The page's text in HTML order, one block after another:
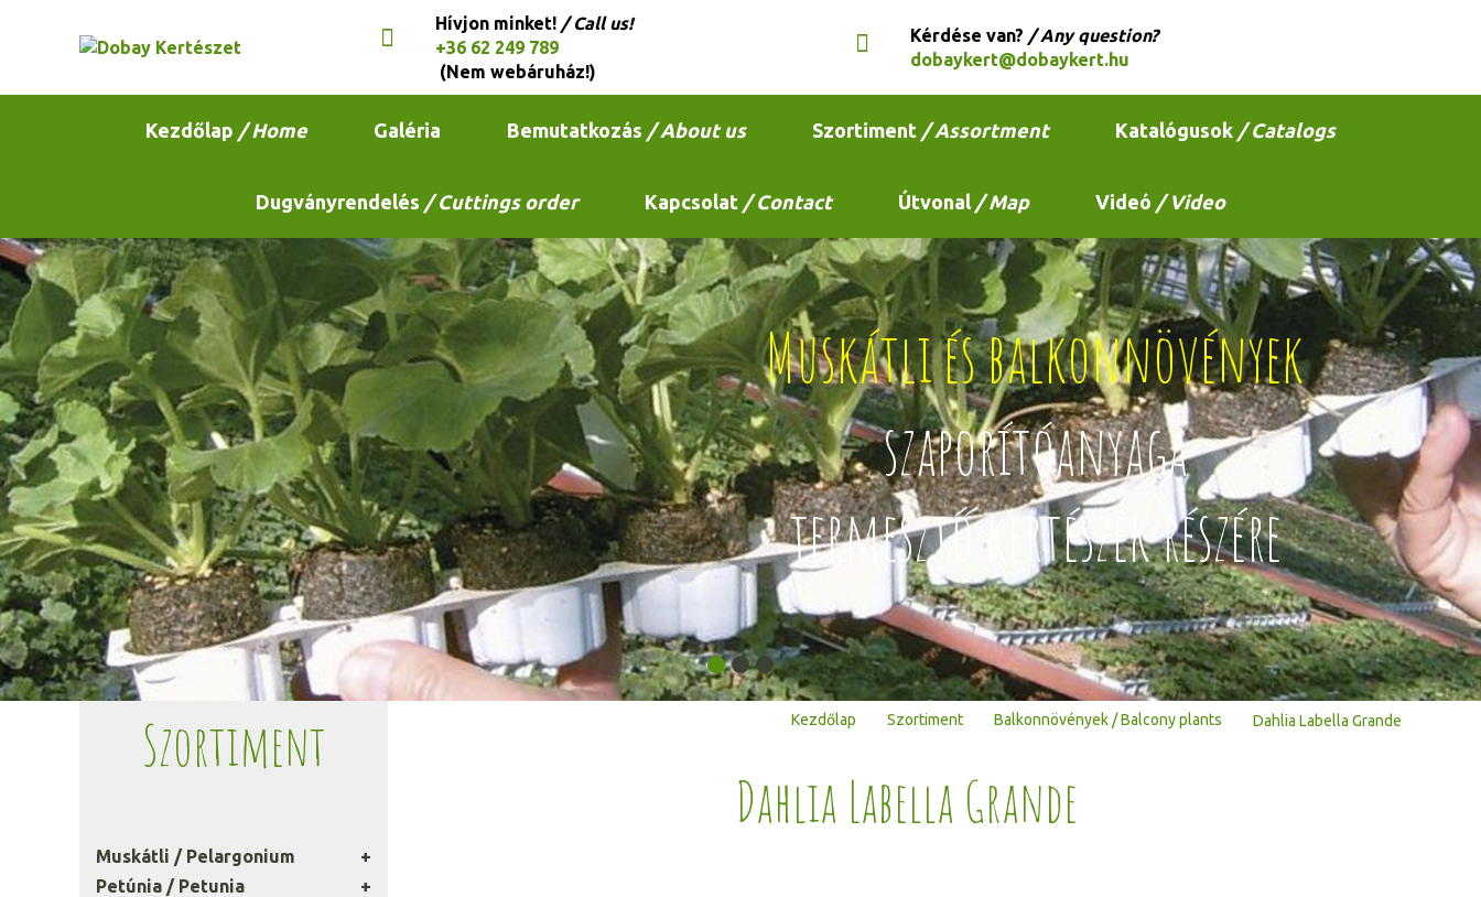
Hívjon minket! / Call us!
+36 62 249 789
(Nem webáruház!)
Kérdése van? / Any question?
dobaykert@dobaykert.hu
Kezdőlap / Home Galéria Bemutatkozás / About us Szortiment / Assortment Katalógusok / Catalogs
Dugványrendelés / Cuttings order Kapcsolat / Contact Útvonal / Map Videó / Video
Muskátli és balkonnövények
szaporítóanyaga
termesztő kertészek részére
Szortiment
Muskátli / Pelargonium
Petúnia / Petunia
Kezdőlap Szortiment Balkonnövények / Balcony plants Dahlia Labella Grande
Dahlia Labella Grande